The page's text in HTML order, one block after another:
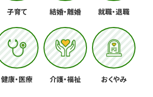
子育て 結婚・離婚 就職・退職
健康・医療 介護・福祉 おくやみ